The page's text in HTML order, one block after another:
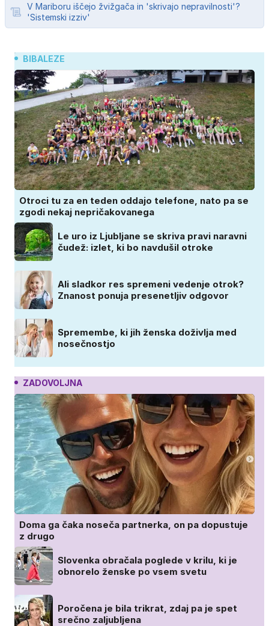
V Mariboru iščejo žvižgača in 'skrivajo nepravilnosti'?
'Sistemski izziv'
BIBALEZE
Otroci tu za en teden oddajo telefone, nato pa se
zgodi nekaj nepričakovanega
Le uro iz Ljubljane se skriva pravi naravni
čudež: izlet, ki bo navdušil otroke
Ali sladkor res spremeni vedenje otrok?
Znanost ponuja presenetljiv odgovor
Spremembe, ki jih ženska doživlja med
nosečnostjo
ZADOVOLJNA
Doma ga čaka noseča partnerka, on pa dopustuje
z drugo
Slovenka obračala poglede v krilu, ki je
obnorelo ženske po vsem svetu
Poročena je bila trikrat, zdaj pa je spet
srečno zaljubljena